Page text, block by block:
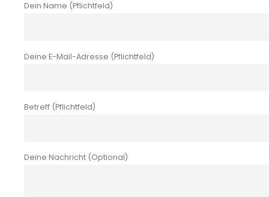
Dein Name (Pflichtfeld)
Deine E-Mail-Adresse (Pflichtfeld)
Betreff (Pflichtfeld)
Deine Nachricht (Optional)